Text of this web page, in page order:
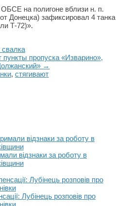
на полигоне вблизи н. п.
Донецка) зафиксировал 4 танка
Т-72)».
пропуска «Изварино»,
→
, стягивают
відзнаки за роботу в
Лубінець розповів про